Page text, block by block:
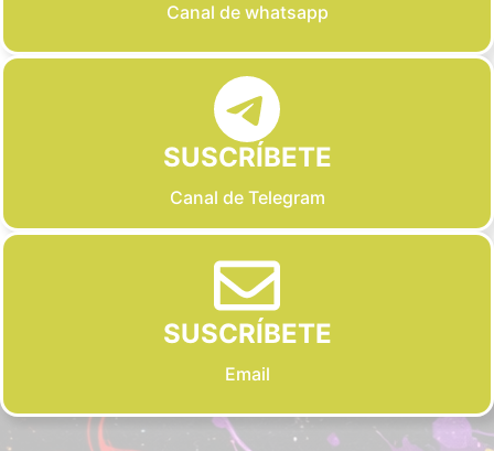
Canal de whatsapp
SUSCRÍBETE
Canal de Telegram
SUSCRÍBETE
Email